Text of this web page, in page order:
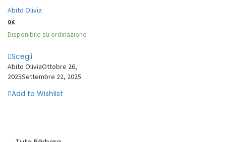
Abito Olivia
0€
Disponibile su ordinazione
Scegli
Abito OliviaOttobre 26,
2025Settembre 22, 2025
Add to Wishlist